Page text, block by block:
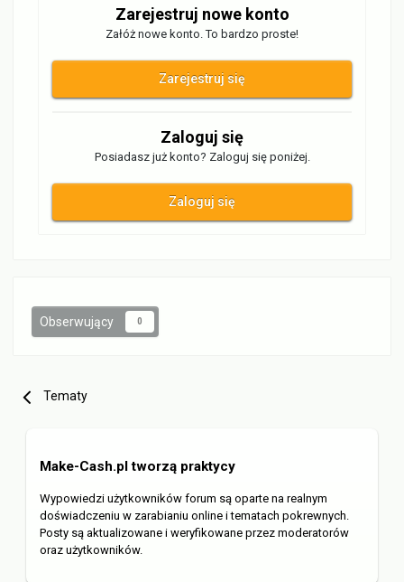
Zarejestruj nowe konto
Załóż nowe konto. To bardzo proste!
Zarejestruj się
Zaloguj się
Posiadasz już konto? Zaloguj się poniżej.
Zaloguj się
Obserwujący 0
Tematy
Make-Cash.pl tworzą praktycy
Wypowiedzi użytkowników forum są oparte na realnym
doświadczeniu w zarabianiu online i tematach pokrewnych.
Posty są aktualizowane i weryfikowane przez moderatorów
oraz użytkowników.